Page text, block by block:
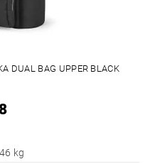
DUAL BAG UPPER BLACK
kg